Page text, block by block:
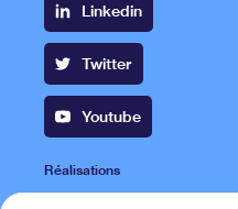
Linkedin
Twitter
Youtube
Réalisations
Projets